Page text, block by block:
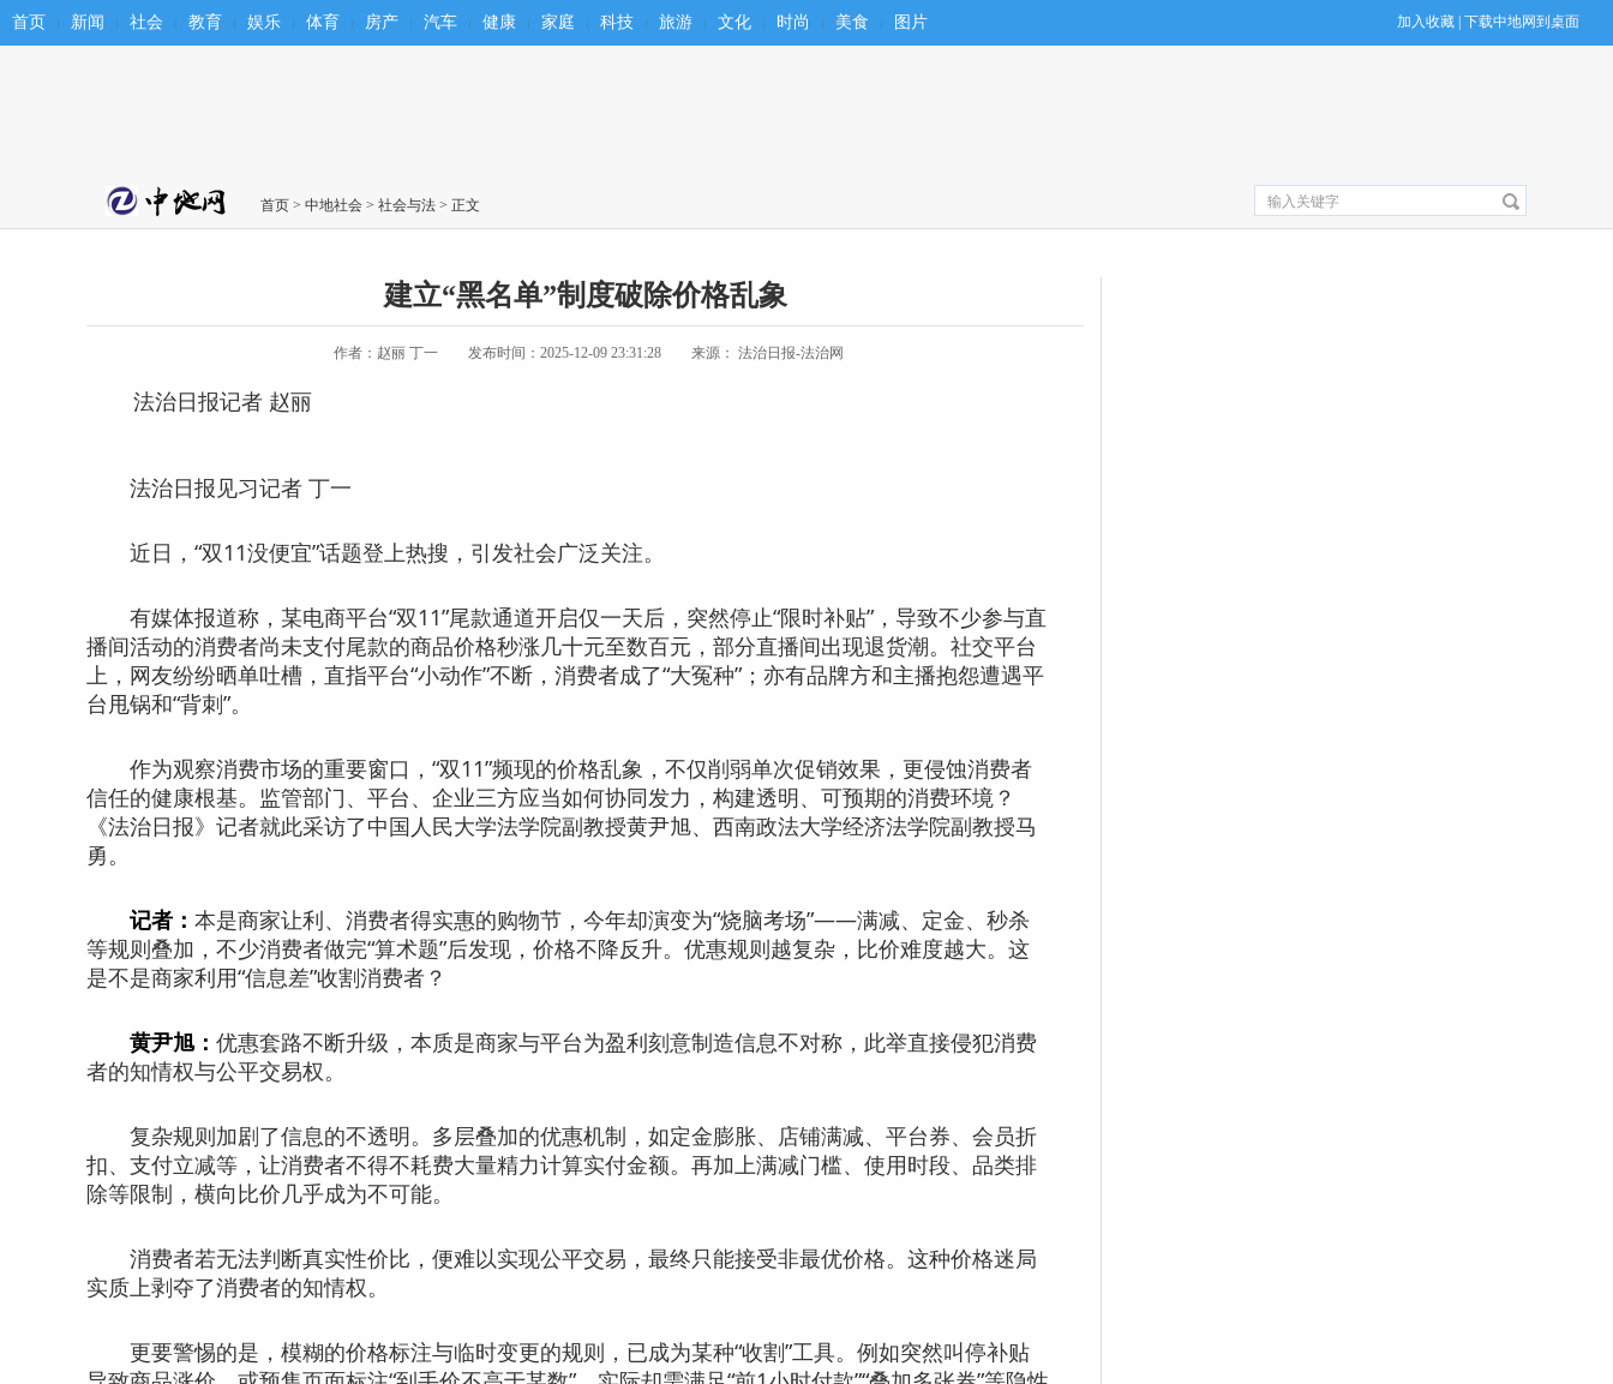
首页 新闻 社会 教育 娱乐 体育 房产 汽车 健康 家庭 科技 旅游 文化 时尚 美食 图片 加入收藏 下载中地网到桌面
首页 > 中地社会 > 社会与法 > 正文
建立“黑名单”制度破除价格乱象
作者：赵丽 丁一 发布时间：2025-12-09 23:31:28 来源： 法治日报-法治网
法治日报记者 赵丽
法治日报见习记者 丁一
近日，“双11没便宜”话题登上热搜，引发社会广泛关注。
有媒体报道称，某电商平台“双11”尾款通道开启仅一天后，突然停止“限时补贴”，导致不少参与直
播间活动的消费者尚未支付尾款的商品价格秒涨几十元至数百元，部分直播间出现退货潮。社交平台
上，网友纷纷晒单吐槽，直指平台“小动作”不断，消费者成了“大冤种”；亦有品牌方和主播抱怨遭遇平
台甩锅和“背刺”。
作为观察消费市场的重要窗口，“双11”频现的价格乱象，不仅削弱单次促销效果，更侵蚀消费者
信任的健康根基。监管部门、平台、企业三方应当如何协同发力，构建透明、可预期的消费环境？
《法治日报》记者就此采访了中国人民大学法学院副教授黄尹旭、西南政法大学经济法学院副教授马
勇。
记者： 本是商家让利、消费者得实惠的购物节，今年却演变为“烧脑考场”——满减、定金、秒杀
等规则叠加，不少消费者做完“算术题”后发现，价格不降反升。优惠规则越复杂，比价难度越大。这
是不是商家利用“信息差”收割消费者？
黄尹旭： 优惠套路不断升级，本质是商家与平台为盈利刻意制造信息不对称，此举直接侵犯消费
者的知情权与公平交易权。
复杂规则加剧了信息的不透明。多层叠加的优惠机制，如定金膨胀、店铺满减、平台券、会员折
扣、支付立减等，让消费者不得不耗费大量精力计算实付金额。再加上满减门槛、使用时段、品类排
除等限制，横向比价几乎成为不可能。
消费者若无法判断真实性价比，便难以实现公平交易，最终只能接受非最优价格。这种价格迷局
实质上剥夺了消费者的知情权。
更要警惕的是，模糊的价格标注与临时变更的规则，已成为某种“收割”工具。例如突然叫停补贴